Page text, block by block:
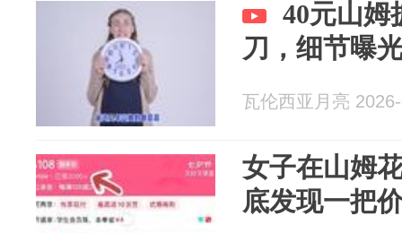
40元山姆
刀，细节曝
瓦伦西亚月亮
女子在山姆
底发现一把